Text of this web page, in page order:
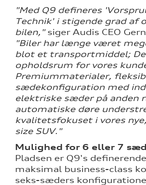
"Med Q9 defineres
Technik' i stigende grad af
bilen,"siger Audis CEO
"Biler har længe været
blot et transportmiddel;
opholdsrum for vores
Premiummaterialer,
sædekonfiguration med
elektriske sæder på anden
automatiske døre
kvalitetsfokuset i vores
size SUV."
Mulighed for 6 eller 7
Pladsen er Q9's
maksimal business-class
seks-sæders